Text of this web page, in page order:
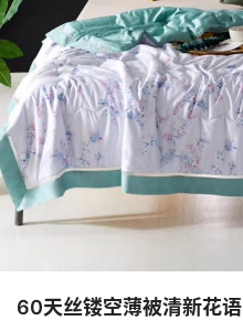
60天丝镂空薄被清新花语